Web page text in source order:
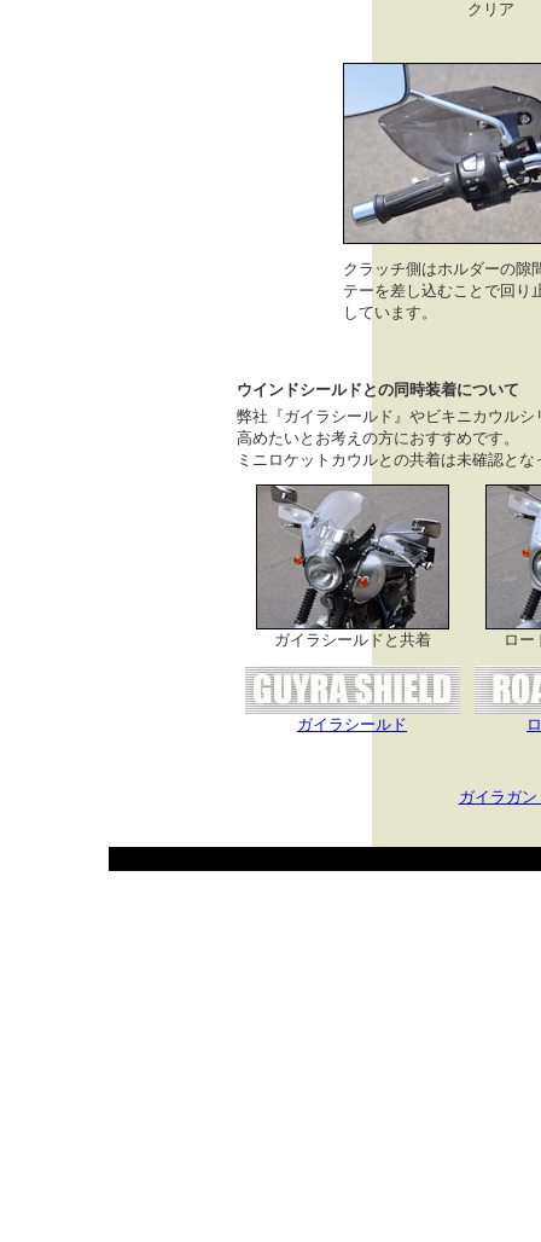
クリア
クラッチ側はホルダーの隙
テーを差し込むことで回り
しています。
ウインドシールドとの同時装着について
弊社『ガイラシールド』やビキニカウル
高めたいとお考えの方におすすめです。
ミニロケットカウルとの共着は未確認とな
ガイラシールドと共着 ロー
ガイラシールド
ガイラガ